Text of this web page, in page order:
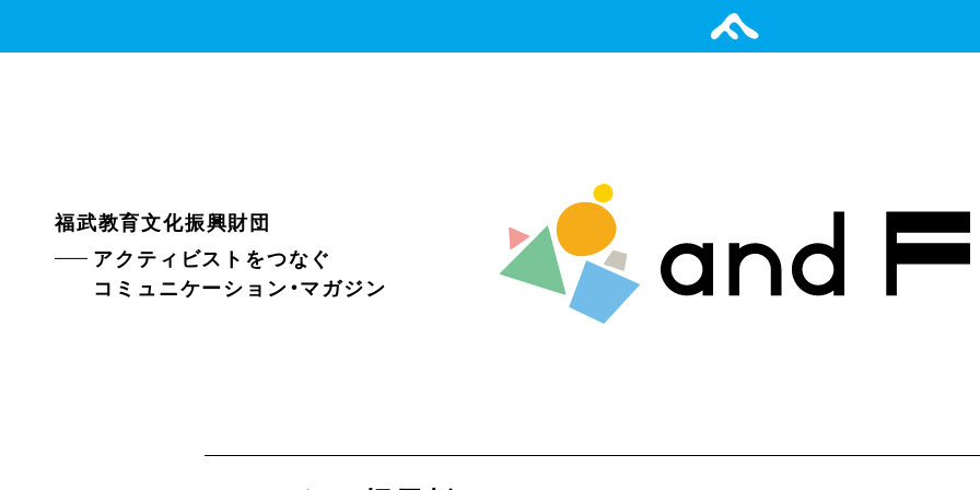
福武教育文化振興財団
アクティビストをつなぐ
コミュニケーション・マガジン